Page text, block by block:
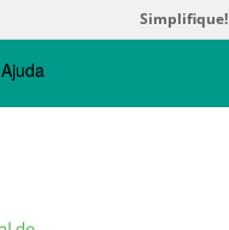
Simplifique!
Ajuda